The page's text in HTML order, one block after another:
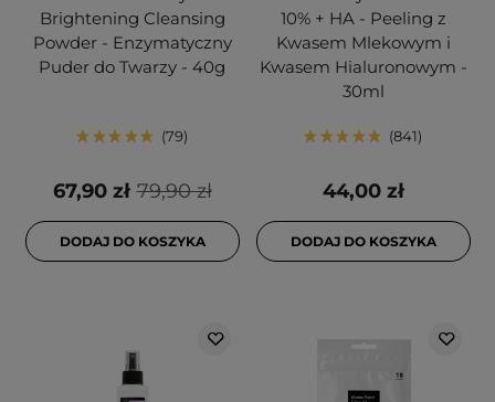
Brightening Cleansing
Powder - Enzymatyczny
Puder do Twarzy - 40g
79
79,90 zł
67,90 zł
DODAJ DO KOSZYKA
10% + HA - Peeling z
Kwasem Mlekowym i
Kwasem Hialuronowym -
30ml
841
44,00 zł
DODAJ DO KOSZYKA